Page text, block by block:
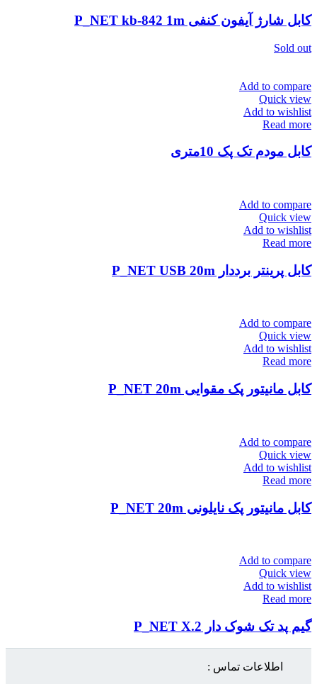
کابل شارژ آیفون کنفی P_NET kb-842 1m
Sold out
Add to compare
Quick view
Add to wishlist
Read more
کابل مودم تک پک 10متری
Add to compare
Quick view
Add to wishlist
Read more
کابل پرینتر برددار P_NET USB 20m
Add to compare
Quick view
Add to wishlist
Read more
کابل مانیتور پک مقوایی P_NET 20m
Add to compare
Quick view
Add to wishlist
Read more
کابل مانیتور پک نایلونی P_NET 20m
Add to compare
Quick view
Add to wishlist
Read more
گیم پد تک شوک دار P_NET X.2
اطلاعات تماس :